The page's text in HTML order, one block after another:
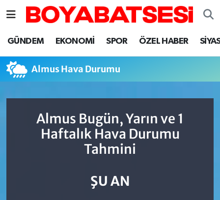
GÜNDEM EKONOMİ SPOR ÖZEL HABER
Almus Hava Durumu
Almus Bugün, Yarın ve 1
Haftalık Hava Durumu
Tahmini
ŞU AN
Sinop Nöbetçi Eczaneler
Sinop Hava Durumu
Sinop Trafik Yoğunluk Haritası
Süper Lig Puan Durumu ve Fikstür
Son Dakika Haberleri